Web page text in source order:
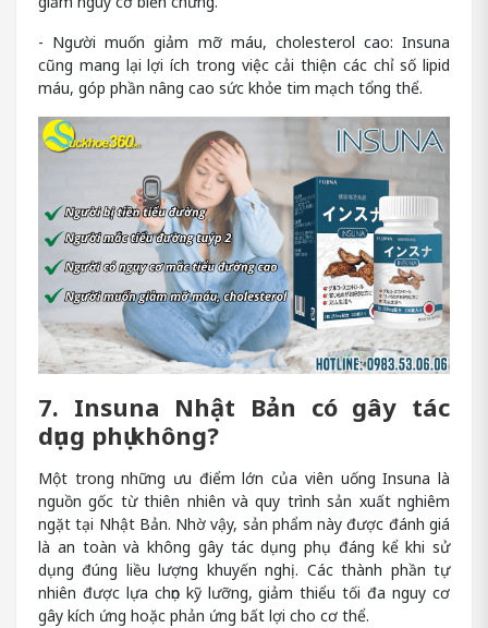
- Người muốn giảm mỡ máu, cholesterol cao: Insuna
cũng mang lại lợi ích trong việc cải thiện các chỉ số lipid
máu, góp phần nâng cao sức khỏe tim mạch tổng thể.
7. Insuna Nhật Bản có gây tác
dụng phụ không?
Một trong những ưu điểm lớn của viên uống Insuna là
nguồn gốc từ thiên nhiên và quy trình sản xuất nghiêm
ngặt tại Nhật Bản. Nhờ vậy, sản phẩm này được đánh giá
là an toàn và không gây tác dụng phụ đáng kể khi sử
dụng đúng liều lượng khuyến nghị. Các thành phần tự
nhiên được lựa chọn kỹ lưỡng, giảm thiểu tối đa nguy cơ
gây kích ứng hoặc phản ứng bất lợi cho cơ thể.